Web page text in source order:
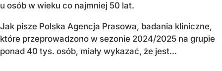
u osób w wieku co najmniej 50 lat.
Jak pisze Polska Agencja Prasowa, badania kliniczne,
które przeprowadzono w sezonie 2024/2025 na grupie
ponad 40 tys. osób, miały wykazać, że jest...